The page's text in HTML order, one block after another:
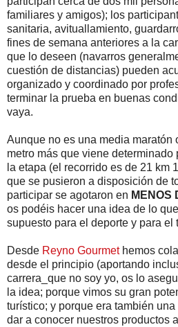
familiares y amigos); los
sanitaria, avituallamiento,
fines de semana anteriores a la
que lo deseen (navarros
cuestión de distancias) pueden
organizado y coordinado por
terminar la prueba en buenas
vaya.
Aunque no es una media maratón
metro más que viene
la etapa (el recorrido es de 21 km
que se pusieron a disposición de
participar se agotaron en MENOS
os podéis hacer una idea de lo
supuesto para el deporte y para el
Desde Reyno Gourmethemos
desde el principio (aportando
carrera_que no soy yo, os lo
la idea; porque vimos su gran
turístico; y porque era también
dar a conocer nuestros productos